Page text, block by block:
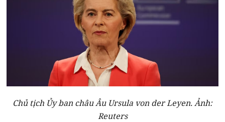
Chủ tịch Ủy ban châu Âu Ursula von der Leyen. Ảnh:
Reuters